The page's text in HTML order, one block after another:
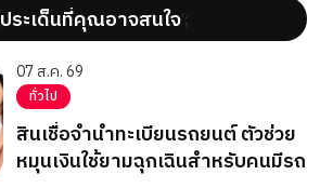
ประเด็นที่คุณอาจสนใจ';
07 ส.ค. 69
ทั่วไป
สินเชื่อจำนำทะเบียนรถยนต์ ตัวช่วย
หมุนเงินใช้ยามฉุกเฉินสำหรับคนมีรถ